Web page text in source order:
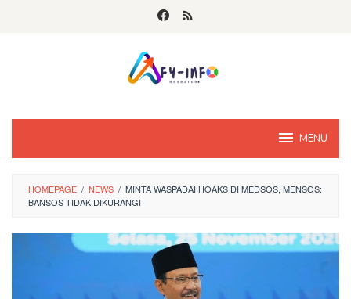
MENU
HOMEPAGE / NEWS / MINTA WASPADAI HOAKS DI MEDSOS, MENSOS:
BANSOS TIDAK DIKURANGI